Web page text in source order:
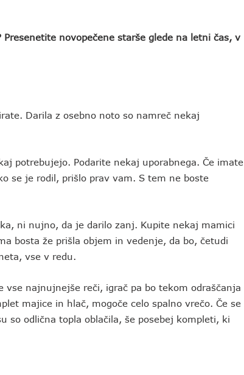
novopečene starše glede na letni čas, v
Darila z osebno noto so namreč nekaj
potrebujejo. Podarite nekaj uporabnega. Če imate
se je rodil, prišlo prav vam. S tem ne boste
ni nujno, da je darilo zanj. Kupite nekaj mamici
bosta že prišla objem in vedenje, da bo, četudi
vse v redu.
najnujnejše reči, igrač pa bo tekom odraščanja
majice in hlač, mogoče celo spalno vrečo. Če se
so odlična topla oblačila, še posebej kompleti, ki